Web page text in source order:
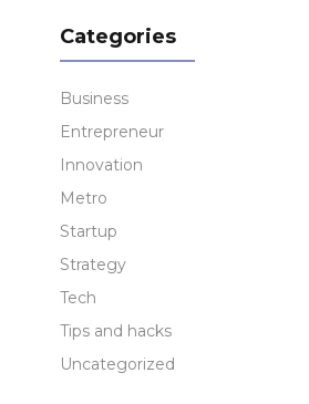
Categories
Business
Entrepreneur
Innovation
Metro
Startup
Strategy
Tech
Tips and hacks
Uncategorized